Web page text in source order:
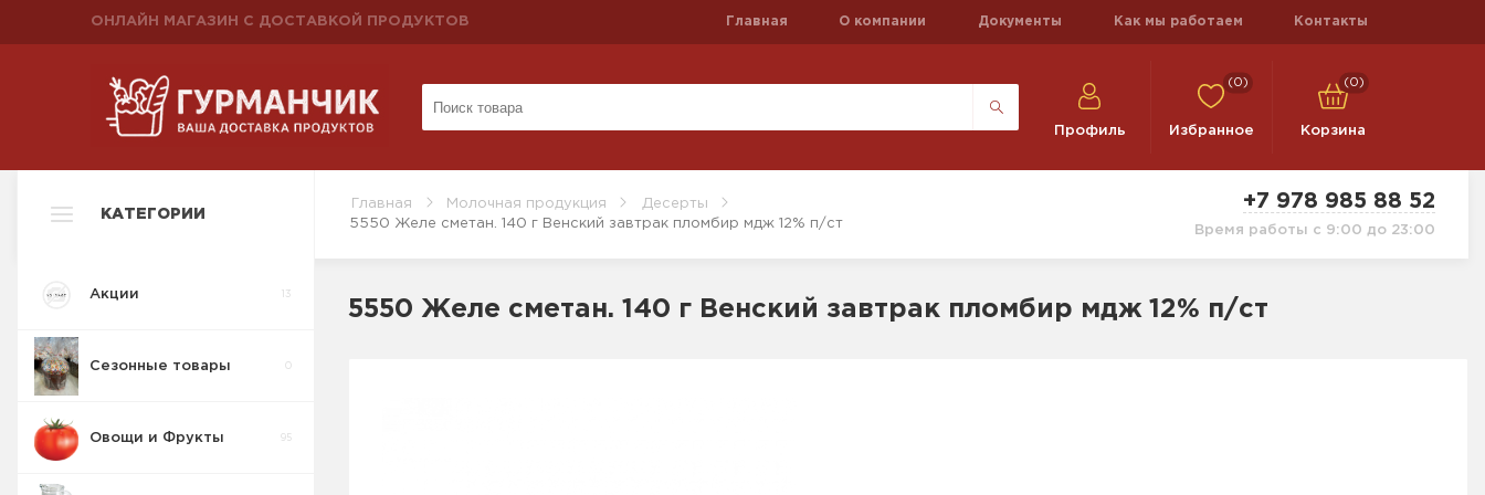
ОНЛАЙН МАГАЗИН С ДОСТАВКОЙ ПРОДУКТОВ Главная О компании Документы Как мы работаем Контакты
Профиль
(0)
Избранное
(0)
Корзина
Главная Молочная продукция
Десерты
5550 Желе сметан. 140 г Венский завтрак пломбир мдж 12% п/ст
+7 978 985 88 52
Время работы с 9:00 до 23:00
КАТЕГОРИИ
Акции 13
Сезонные товары
Овощи и Фрукты 95
5550 Желе сметан. 140 г Венский завтрак пломбир мдж 12% п/ст